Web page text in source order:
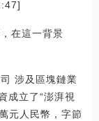
在這一背景
涉及區塊鏈業
成立了“澎湃視
元人民幣，字節